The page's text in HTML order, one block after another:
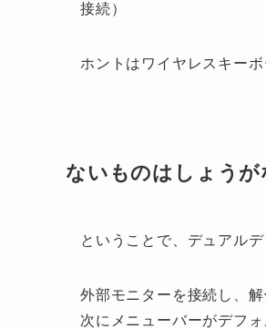
接続）
ホントはワイヤレスキー
ないものはしょう
ということで、デュアル
外部モニターを接続し、
次にメニューバーがデフ